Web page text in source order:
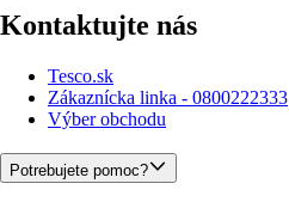
Kontaktujte nás
Tesco.sk
Zákaznícka linka - 0800222333
Výber obchodu
Potrebujete pomoc?